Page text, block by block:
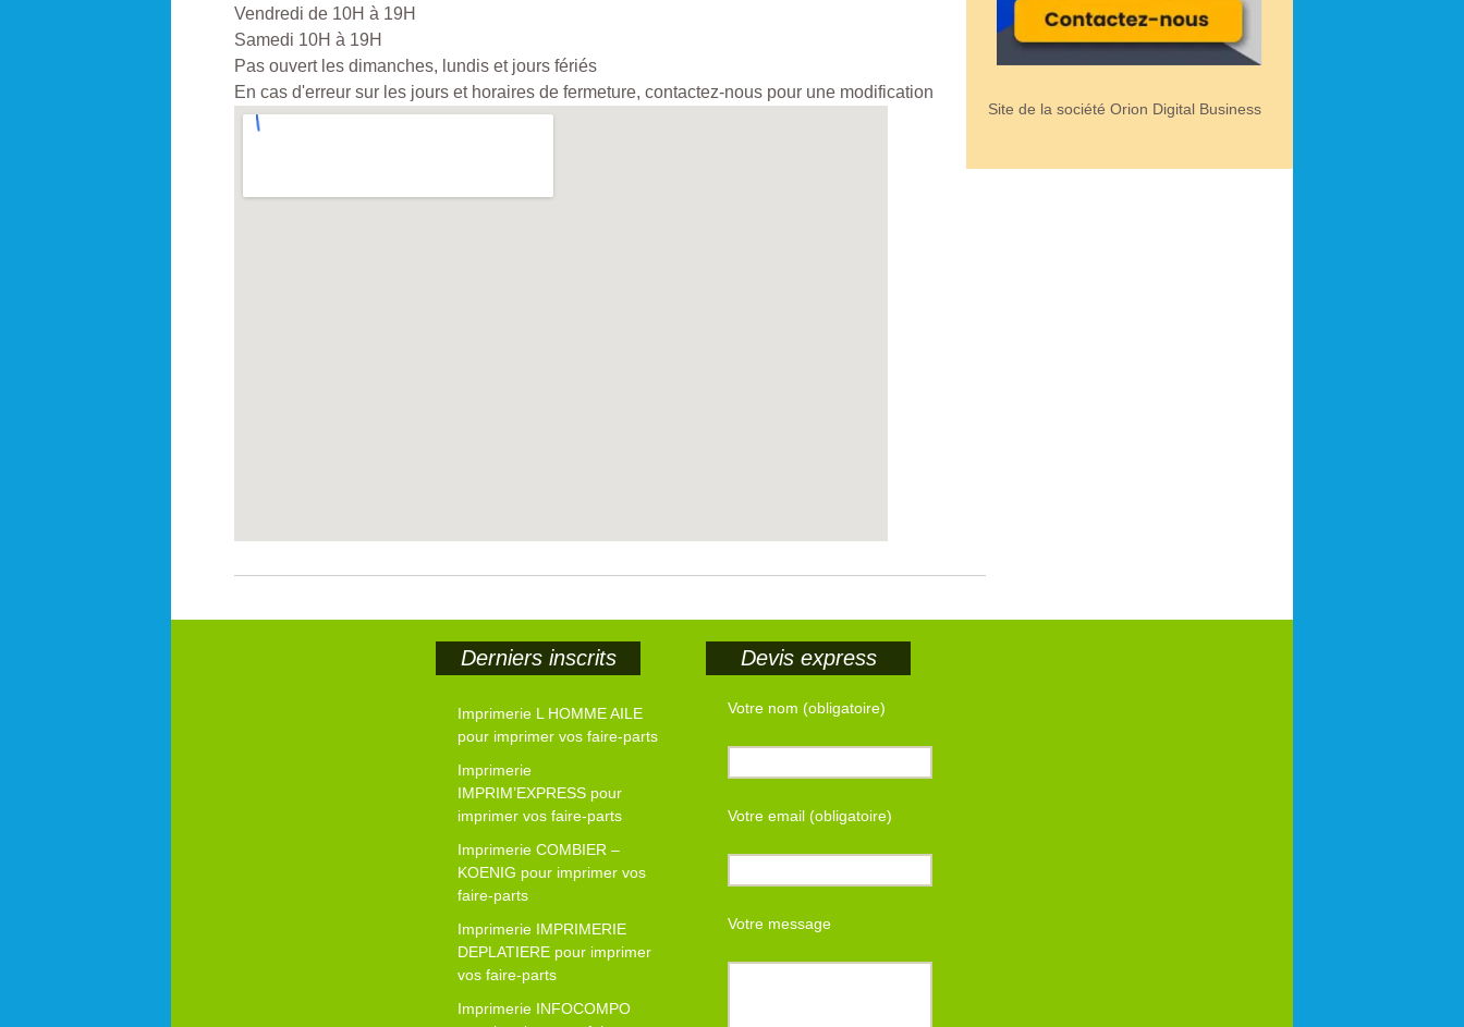
Vendredi de 10H à 19H
Samedi 10H à 19H
Pas ouvert les dimanches, lundis et jours fériés
En cas d'erreur sur les jours et horaires de fermeture, contactez-nous pour une modification
Site de la société Orion Digital Business
Derniers inscrits
Imprimerie L HOMME AILE
pour imprimer vos faire-parts
Imprimerie
IMPRIM’EXPRESS pour
imprimer vos faire-parts
Imprimerie COMBIER –
KOENIG pour imprimer vos
faire-parts
Imprimerie IMPRIMERIE
DEPLATIERE pour imprimer
vos faire-parts
Imprimerie INFOCOMPO
Devis express
Votre nom (obligatoire)
Votre email (obligatoire)
Votre message